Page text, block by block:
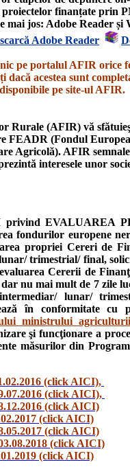
finanțate prin
mai jos: Adobe Reader și
Adobe Reader
pe portalul AFIR orice
acestea sunt
pe site-ul AFIR.
Rurale (AFIR) vă
FEADR (Fondul
Agricolă). AFIR
interesele unor
EVALUAREA
fondurilor europene
propriei Cereri de
trimestrial/ final,
Cererii de
nu mai mult de 7 zile
lunar/
în conformitate cu
ministrului
şi funcţionare a
măsurilor din
(click AICI),
(click AICI),
(click AICI)
(click AICI)
(click AICI)
(click AICI)
(click AICI)